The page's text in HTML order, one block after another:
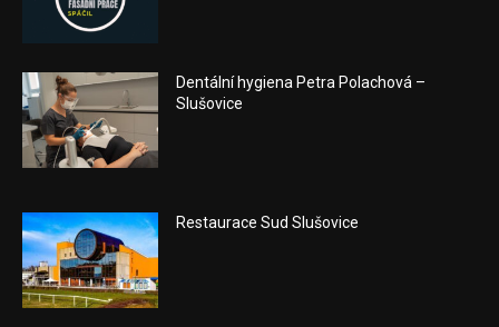
Dentální hygiena Petra Polachová –
Slušovice
Restaurace Sud Slušovice